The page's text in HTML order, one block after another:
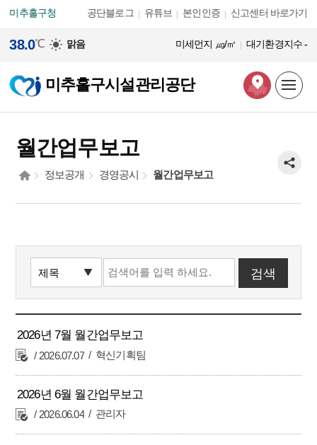
본문 바로가기
미추홀구시설관리공단
미추홀구청 공단블로그 유튜브 본인인증 신고센터 바로가기
38.0℃ 맑음 미세먼지 ㎍/㎥ 대기환경지수-
월간업무보고
정보공개 경영공시 월간업무보고
2026년 7월 월간업무보고
2026.07.07 혁신기획팀
2026년 6월 월간업무보고
2026.06.04 관리자